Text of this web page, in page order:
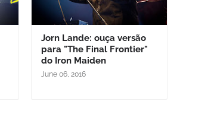
Jorn Lande: ouça versão
para "The Final Frontier"
do Iron Maiden
June 06, 2016